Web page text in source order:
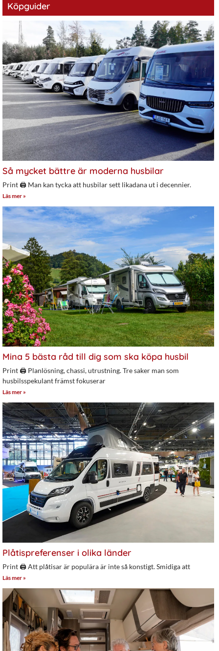
Köpguider
Så mycket bättre är moderna husbilar
Print 🖨 Man kan tycka att husbilar sett likadana ut i decennier.
Läs mer »
Mina 5 bästa råd till dig som ska köpa husbil
Print 🖨 Planlösning, chassi, utrustning. Tre saker man som
husbilsspekulant främst fokuserar
Läs mer »
Plåtispreferenser i olika länder
Print 🖨 Att plåtisar är populära är inte så konstigt. Smidiga att
Läs mer »